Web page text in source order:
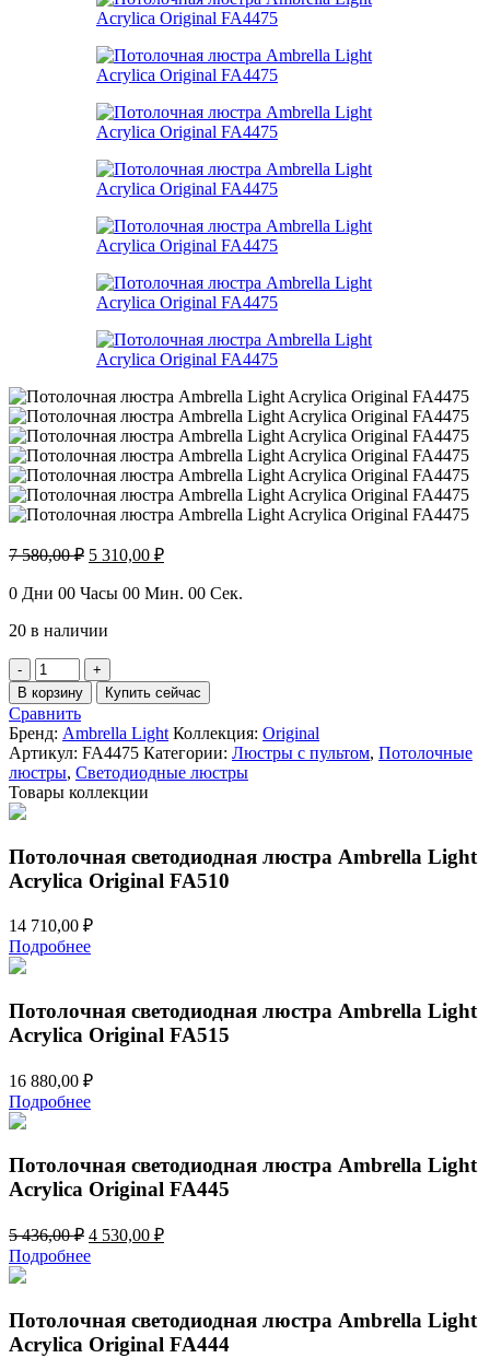
7 580,00₽ Первоначальная
составляла
580,00 ₽.
5 310,00 ₽Текущая
5
0 Дни 00 Часы 00 Мин. 00 Сек.
20 в наличии
Количество
товара
Потолочная
люстра
Ambrella
Light
Acrylica
Original
В корзину Купить сейчас
Сравнить
Бренд: Ambrella Light Коллекция: Original
Артикул: FA4475 Категории: Люстры с пультом, Потолочные
люстры, Светодиодные люстры
Товары коллекции
Потолочная светодиодная люстра Ambrella Light
Acrylica Original FA510
14 710,00 ₽
Подробнее
Потолочная светодиодная люстра Ambrella Light
Acrylica Original FA515
16 880,00 ₽
Подробнее
Потолочная светодиодная люстра Ambrella Light
Acrylica Original FA445
5 436,00₽ Первоначальная
цена
составляла
4 530,00 ₽Текущая
Подробнее
Потолочная светодиодная люстра Ambrella Light
Acrylica Original FA444